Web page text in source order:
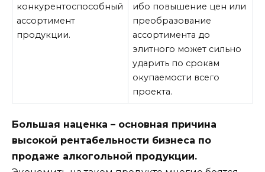
конкурентоспособный
ассортимент
продукции.
ибо повышение цен или
преобразование
ассортимента до
элитного может сильно
ударить по срокам
окупаемости всего
проекта.
Большая наценка – основная причина
высокой рентабельности бизнеса по
продаже алкогольной продукции.